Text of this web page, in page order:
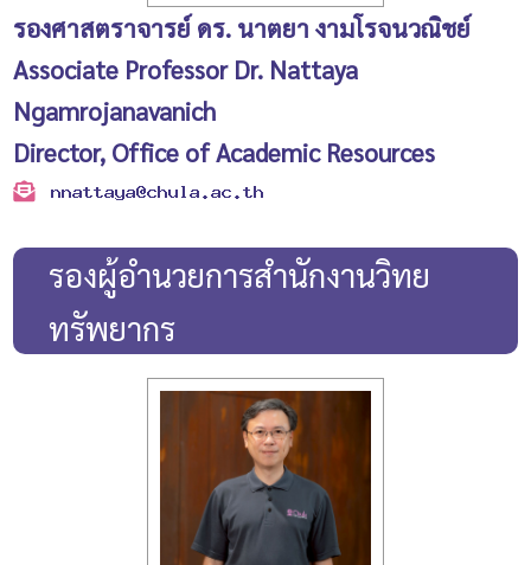
รองศาสตราจารย์ ดร. นาตยา งามโรจนวณิชย์
Associate Professor Dr. Nattaya
Ngamrojanavanich
Director, Office of Academic Resources
รองผู้อำนวยการสำนักงานวิทย
ทรัพยากร